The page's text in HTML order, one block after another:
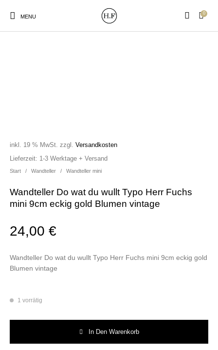
MENU
0
Start / Wandteller / Wandteller mini
Wandteller Do wat du wullt Typo Herr Fuchs
mini 9cm eckig gold Blumen vintage
24,00€
inkl. 19 % MwSt. zzgl.Versandkosten
Wandteller Do wat du wullt Typo Herr Fuchs mini 9cm eckig gold
Blumen vintage
Lieferzeit: 1-3 Werktage + Versand
1 vorrätig
In Den Warenkorb